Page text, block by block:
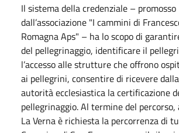
Il sistema della credenziale – promosso
dall’associazione "I cammini di
Romagna Aps" – ha lo scopo di
del pellegrinaggio, identificare il
l’accesso alle strutture che offrono
ai pellegrini, consentire di ricevere
autorità ecclesiastica la certificazione
pellegrinaggio. Al termine del
La Verna è richiesta la percorrenza di